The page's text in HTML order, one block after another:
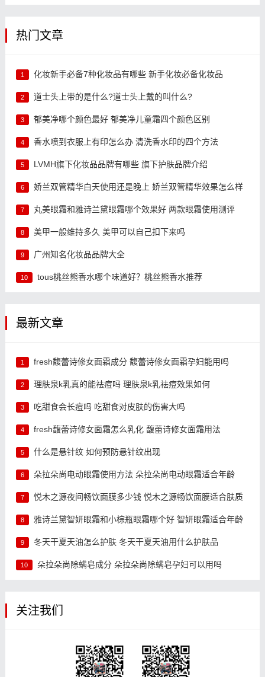
热门文章
1 化妆新手必备7种化妆品有哪些 新手化妆必备化妆品
2 道士头上带的是什么?道士头上戴的叫什么?
3 郁美净哪个颜色最好 郁美净儿童霜四个颜色区别
4 香水喷到衣服上有印怎么办 清洗香水印的四个方法
5 LVMH旗下化妆品品牌有哪些 旗下护肤品牌介绍
6 娇兰双管精华白天使用还是晚上 娇兰双管精华效果怎么样
7 丸美眼霜和雅诗兰黛眼霜哪个效果好 两款眼霜使用测评
8 美甲一般维持多久 美甲可以自己扣下来吗
9 广州知名化妆品品牌大全
10 tous桃丝熊香水哪个味道好？桃丝熊香水推荐
最新文章
1 fresh馥蕾诗修女面霜成分 馥蕾诗修女面霜孕妇能用吗
2 理肤泉k乳真的能祛痘吗 理肤泉k乳祛痘效果如何
3 吃甜食会长痘吗 吃甜食对皮肤的伤害大吗
4 fresh馥蕾诗修女面霜怎么乳化 馥蕾诗修女面霜用法
5 什么是悬针纹 如何预防悬针纹出现
6 朵拉朵尚电动眼霜使用方法 朵拉朵尚电动眼霜适合年龄
7 悦木之源夜间畅饮面膜多少钱 悦木之源畅饮面膜适合肤质
8 雅诗兰黛智妍眼霜和小棕瓶眼霜哪个好 智妍眼霜适合年龄
9 冬天干夏天油怎么护肤 冬天干夏天油用什么护肤品
10 朵拉朵尚除螨皂成分 朵拉朵尚除螨皂孕妇可以用吗
关注我们